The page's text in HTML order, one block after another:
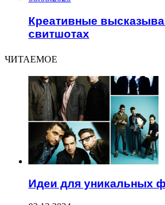
Креативные
свитшотах
ЧИТАЕМОЕ
Идеи для уникальных